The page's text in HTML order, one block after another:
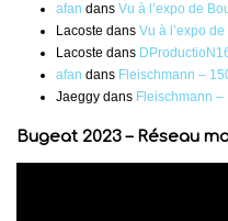
afan dans Vu à l’expo de
Lacoste dans Vu à l’expo
Lacoste dans
afan dans Fleischmann –
Jaeggy dans Fleischmann
Bugeat 2023 – Réseau